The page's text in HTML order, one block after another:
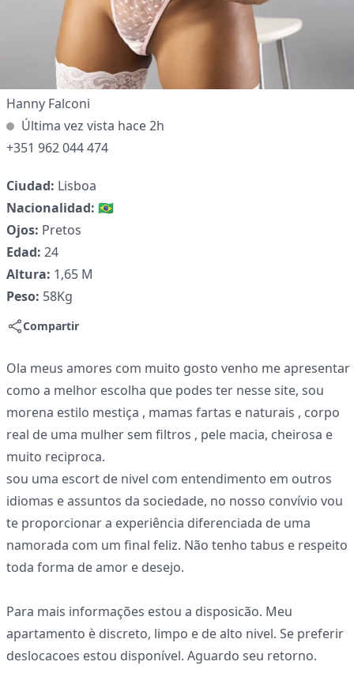
Hanny Falconi
Última vez vista hace 2h
+351 962 044 474
Ciudad: Lisboa
Nacionalidad: 🇧🇷
Ojos: Pretos
Edad: 24
Altura: 1,65 M
Peso: 58Kg
Compartir
Ola meus amores com muito gosto venho me apresentar
como a melhor escolha que podes ter nesse site, sou
morena estilo mestiça , mamas fartas e naturais , corpo
real de uma mulher sem filtros , pele macia, cheirosa e
muito reciproca.
sou uma escort de nivel com entendimento em outros
idiomas e assuntos da sociedade, no nosso convívio vou
te proporcionar a experiência diferenciada de uma
namorada com um final feliz. Não tenho tabus e respeito
toda forma de amor e desejo.
Para mais informações estou a disposicão. Meu
apartamento è discreto, limpo e de alto nivel. Se preferir
deslocacoes estou disponível. Aguardo seu retorno.